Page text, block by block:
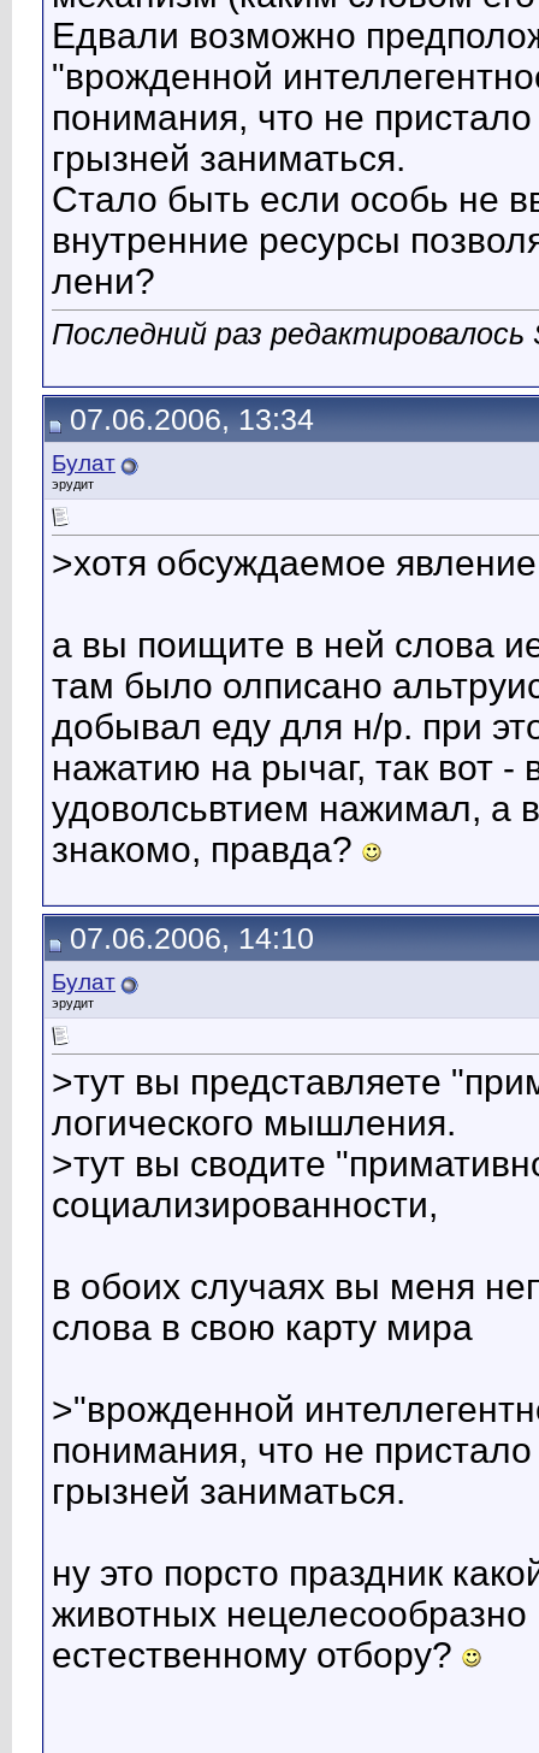
Едвали возможно
"врожденной
понимания, что не
грызней заниматься.
Стало быть если особь не
внутренние ресурсы
лени?
Последний раз
07.06.2006, 13:34
Булат
эрудит
>хотя обсуждаемое
а вы поищите в ней слова
там было олписано
добывал еду для н/р. при
нажатию на рычаг, так вот -
удоволсьвтием нажимал, а
знакомо, правда?
07.06.2006, 14:10
Булат
эрудит
>тут вы представляете
логического мышления.
>тут вы сводите
социализированности,
в обоих случаях вы меня
слова в свою карту мира
>"врожденной
понимания, что не
грызней заниматься.
ну это порсто праздник
животных нецелесообразно
естественному отбору?